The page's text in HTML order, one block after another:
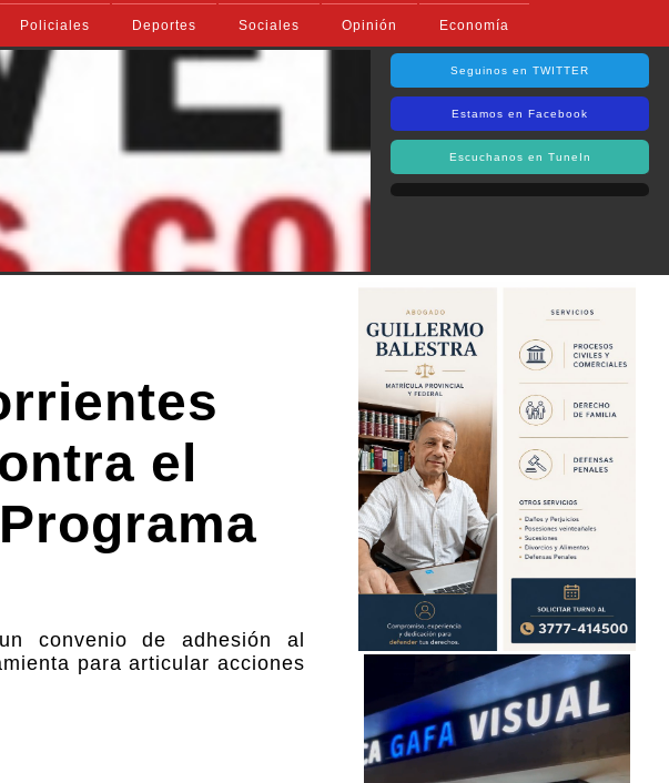
Policiales Deportes Sociales Opinión Economía
Seguinos en TWITTER
Estamos en Facebook
Escuchanos en TuneIn
el
convenio de adhesión al
para articular acciones